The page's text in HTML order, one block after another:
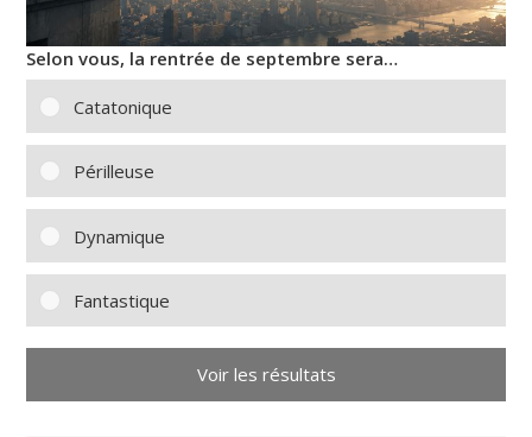
Selon vous, la rentrée de septembre sera…
Catatonique
Périlleuse
Dynamique
Fantastique
Voir les résultats